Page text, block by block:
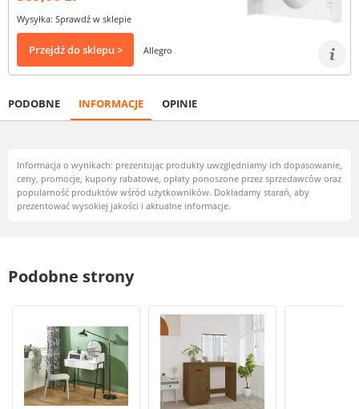
Wysyłka: Sprawdź w sklepie
Przejdź do sklepu > Allegro
PODOBNE INFORMACJE OPINIE
Informacja o wynikach: prezentując produkty uwzględniamy ich dopasowanie,
ceny, promocje, kupony rabatowe, opłaty ponoszone przez sprzedawców oraz
popularność produktów wśród użytkowników. Dokładamy starań, aby
prezentować wysokiej jakości i aktualne informacje.
Podobne strony